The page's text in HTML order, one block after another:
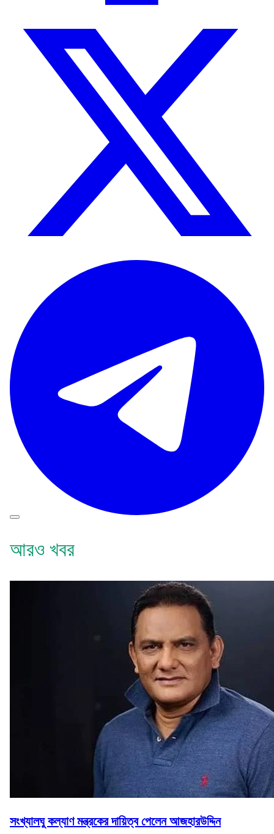
আরও খবর
সংখ্যালঘু কল্যাণ মন্ত্রকের দায়িত্ব পেলেন আজহারউদ্দিন